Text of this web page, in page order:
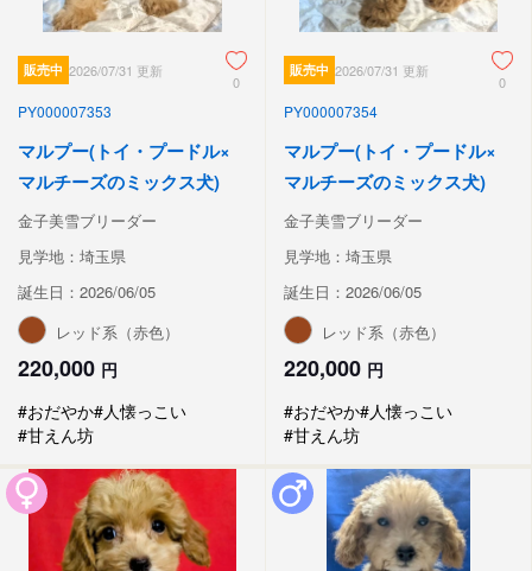
販売中 2026/07/31 更新
0
PY000007353
マルプー(トイ・プードル×
マルチーズのミックス犬)
金子美雪ブリーダー
見学地：埼玉県
誕生日：2026/06/05
レッド系（赤色）
220,000 円
#おだやか#人懐っこい
#甘えん坊
販売中 2026/07/31 更新
0
PY000007354
マルプー(トイ・プードル×
マルチーズのミックス犬)
金子美雪ブリーダー
見学地：埼玉県
誕生日：2026/06/05
レッド系（赤色）
220,000 円
#おだやか#人懐っこい
#甘えん坊